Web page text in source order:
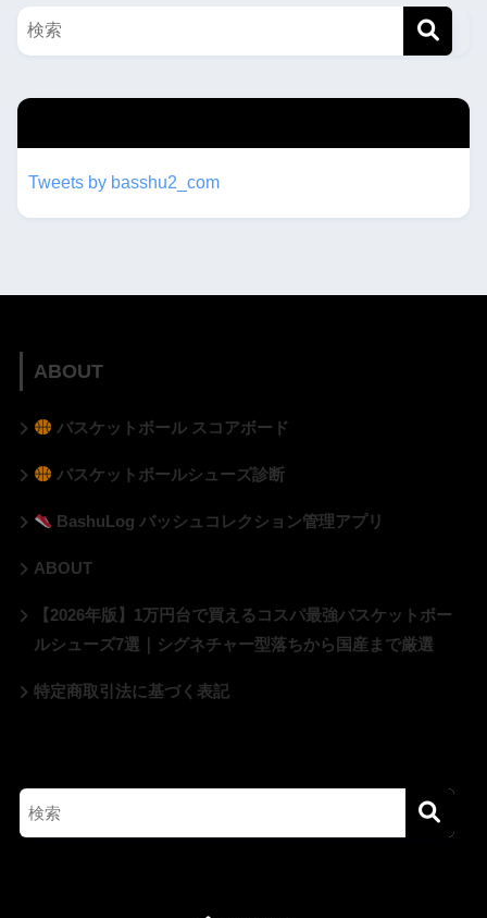
Tweets by basshu2_com
ABOUT
バスケットボール スコアボード
バスケットボールシューズ診断
BashuLog バッシュコレクション管理アプリ
ABOUT
【2026年版】1万円台で買えるコスパ最強バスケットボー
ルシューズ7選｜シグネチャー型落ちから国産まで厳選
特定商取引法に基づく表記